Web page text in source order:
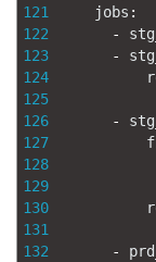
121
122
123
124
125
126
127
128
129
130
131
132
jobs :
-
-
-
-